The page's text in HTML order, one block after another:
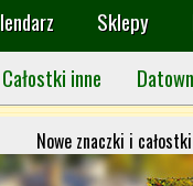
Sklepy
Całostki inne
Nowe znaczki i całostki